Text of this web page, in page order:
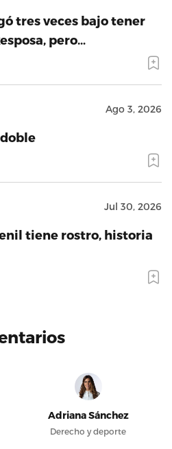
tres veces bajo tener
pero…
Ago 3, 2026
Jul 30, 2026
tiene rostro, historia
Adriana Sánchez
Derecho y deporte